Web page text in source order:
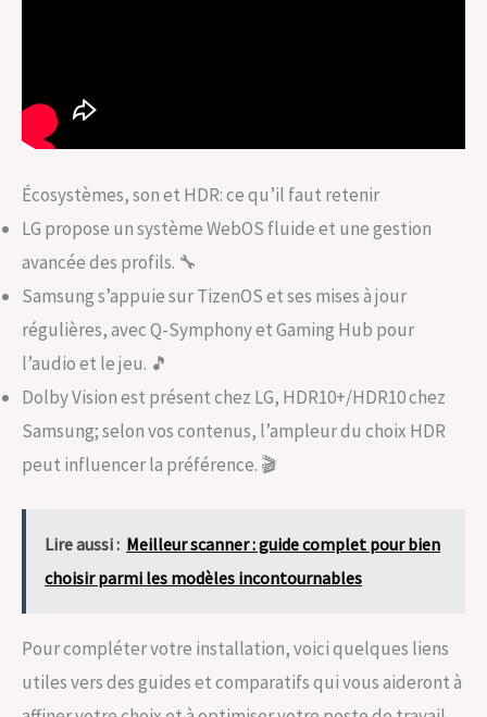
Écosystèmes, son et HDR: ce qu’il faut retenir
LG propose un système WebOS fluide et une gestion
avancée des profils. 🔧
Samsung s’appuie sur TizenOS et ses mises à jour
régulières, avec Q-Symphony et Gaming Hub pour
l’audio et le jeu. 🎵
Dolby Vision est présent chez LG, HDR10+/HDR10 chez
Samsung; selon vos contenus, l’ampleur du choix HDR
peut influencer la préférence. 🎬
Lire aussi : Meilleur scanner : guide complet pour bien
choisir parmi les modèles incontournables
Pour compléter votre installation, voici quelques liens
utiles vers des guides et comparatifs qui vous aideront à